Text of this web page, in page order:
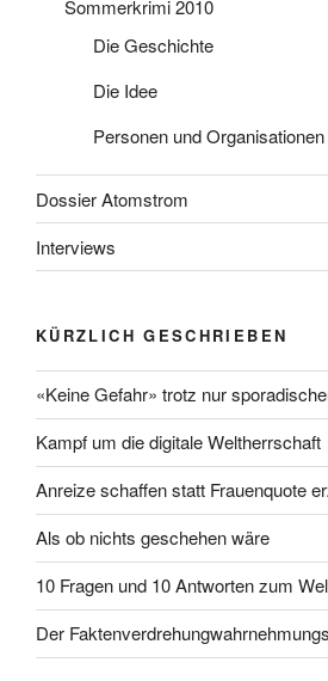
Sommerkrimi 2010
Die Geschichte
Die Idee
Personen und Organisationen
Dossier Atomstrom
Interviews
KÜRZLICH GESCHRIEBEN
«Keine Gefahr» trotz nur
Kampf um die digitale Weltherrschaft
Anreize schaffen statt Frauenquote
Als ob nichts geschehen wäre
10 Fragen und 10 Antworten zum
Der